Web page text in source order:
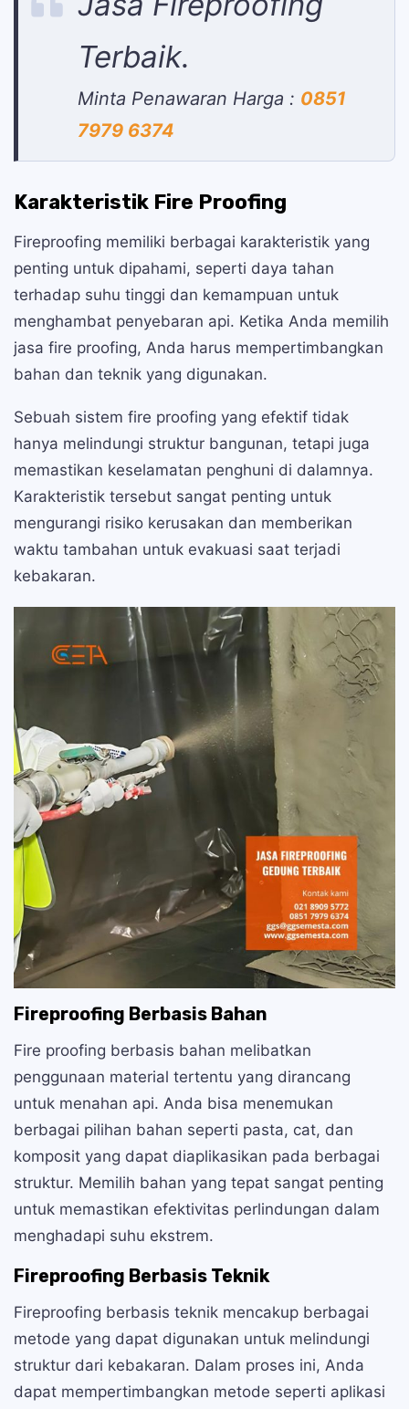
Terbaik.
Minta Penawaran Harga : 0851
7979 6374
Karakteristik Fire Proofing
Fireproofing memiliki berbagai karakteristik yang
penting untuk dipahami, seperti daya tahan
terhadap suhu tinggi dan kemampuan untuk
menghambat penyebaran api. Ketika Anda memilih
jasa fire proofing, Anda harus mempertimbangkan
bahan dan teknik yang digunakan.
Sebuah sistem fire proofing yang efektif tidak
hanya melindungi struktur bangunan, tetapi juga
memastikan keselamatan penghuni di dalamnya.
Karakteristik tersebut sangat penting untuk
mengurangi risiko kerusakan dan memberikan
waktu tambahan untuk evakuasi saat terjadi
kebakaran.
Fireproofing Berbasis Bahan
Fire proofing berbasis bahan melibatkan
penggunaan material tertentu yang dirancang
untuk menahan api. Anda bisa menemukan
berbagai pilihan bahan seperti pasta, cat, dan
komposit yang dapat diaplikasikan pada berbagai
struktur. Memilih bahan yang tepat sangat penting
untuk memastikan efektivitas perlindungan dalam
menghadapi suhu ekstrem.
Fireproofing Berbasis Teknik
Fireproofing berbasis teknik mencakup berbagai
metode yang dapat digunakan untuk melindungi
struktur dari kebakaran. Dalam proses ini, Anda
dapat mempertimbangkan metode seperti aplikasi